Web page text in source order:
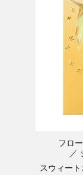
フロ
スウィー